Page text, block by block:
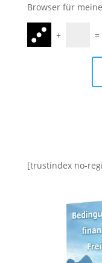
Browser für
+ =
[trustindex no-